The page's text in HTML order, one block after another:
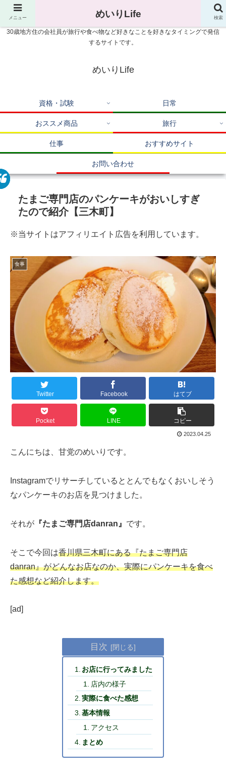
30歳地方住の会社員が旅行や食べ物など好きなことを好きなタイミングで発信
するサイトです。
めいりLife
資格・試験 日常
おススメ商品 旅行
仕事 おすすめサイト
お問い合わせ
たまご専門店のパンケーキがおいしすぎ
たので紹介【三木町】
※当サイトはアフィリエイト広告を利用しています。
食事
Twitter Facebook はてブ
Pocket LINE コピー
2023.04.25
こんにちは、甘党のめいりです。
Instagramでリサーチしているととんでもなくおいしそう
なパンケーキのお店を見つけました。
それが 『たまご専門店danran』 です。
そこで今回は香川県三木町にある『たまご専門店
danran』がどんなお店なのか、実際にパンケーキを食べ
た感想など紹介します。
[ad]
目次
お店に行ってみました
店内の様子
実際に食べた感想
基本情報
アクセス
まとめ
メニュー めいりLife 検索